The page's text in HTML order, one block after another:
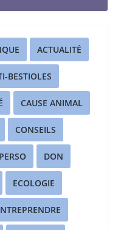
ACTUALITÉ
BESTIOLES
CAUSE ANIMAL
CONSEILS
DON
ECOLOGIE